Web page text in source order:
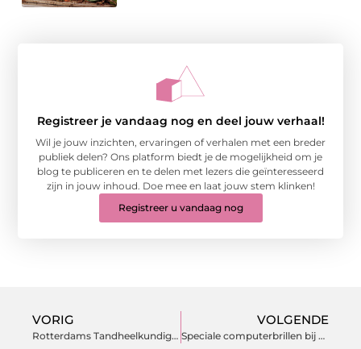
Registreer je vandaag nog en deel jouw verhaal!
Wil je jouw inzichten, ervaringen of verhalen met een breder
publiek delen? Ons platform biedt je de mogelijkheid om je
blog te publiceren en te delen met lezers die geïnteresseerd
zijn in jouw inhoud. Doe mee en laat jouw stem klinken!
Registreer u vandaag nog
VORIG
Rotterdams Tandheelkundig Centrum en advies voor poetsen van tanden
VOLGENDE
Speciale computerbrillen bij de opticien uit Eindhoven